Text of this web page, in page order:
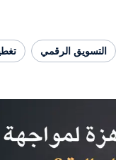
التسويق الرقمي